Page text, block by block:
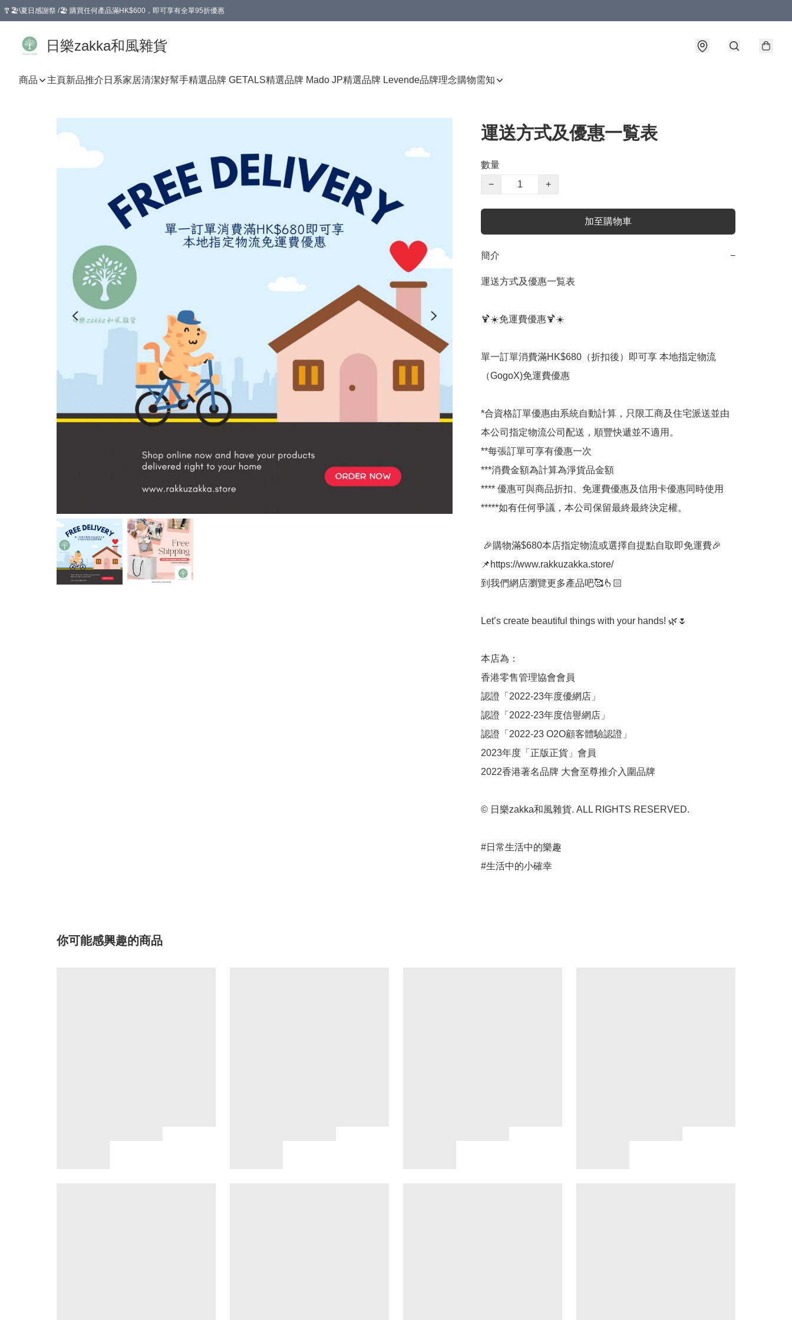
🎐🏖️\夏日感謝祭 /🏖️ 購買任何產品滿HK$600，即可享有全單95折優惠
日樂zakka和風雜貨
商品 主頁新品推介 日系家居清潔好幫手精選品牌 GETALS精選品牌 Mado JP精選品牌 Levende品牌理念購物需知
運送方式及優惠一覧表
數量
−
+
加至購物車
簡介 −
運送方式及優惠一覧表
🍹☀️免運費優惠🍹☀️
單一訂單消費滿HK$680（折扣後）即可享 本地指定物流
（GogoX)免運費優惠
*合資格訂單優惠由系統自動計算，只限工商及住宅派送並由
本公司指定物流公司配送，順豐快遞並不適用。
**每張訂單可享有優惠一次
***消費金額為計算為淨貨品金額
**** 優惠可與商品折扣、免運費優惠及信用卡優惠同時使用
*****如有任何爭議，本公司保留最終最終決定權。
📌https://www.rakkuzakka.store/
到我們網店瀏覽更多產品吧🥰👆🏻
Let’s create beautiful things with your hands! 🌿🌷
本店為：
香港零售管理協會會員
認證「2022-23年度優網店」
認證「2022-23年度信譽網店」
認證「2022-23 O2O顧客體驗認證」
2023年度「正版正貨」會員
2022香港著名品牌 大會至尊推介入圍品牌
© 日樂zakka和風雜貨. ALL RIGHTS RESERVED.
#日常生活中的樂趣
#生活中的小確幸
你可能感興趣的商品